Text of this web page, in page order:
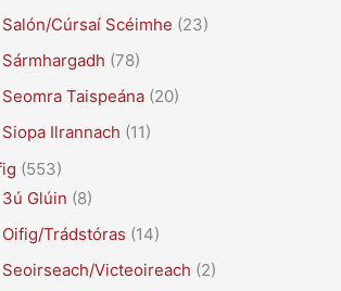
Salón/Cúrsaí Scéimhe (23)
Sármhargadh (78)
Seomra Taispeána (20)
Siopa Ilrannach (11)
(553)
3ú Glúin (8)
Oifig/Trádstóras (14)
Seoirseach/Victeoireach (2)